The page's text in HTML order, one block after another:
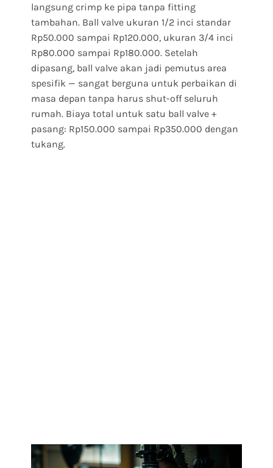
langsung crimp ke pipa tanpa fitting
tambahan. Ball valve ukuran 1/2 inci standar
Rp50.000 sampai Rp120.000, ukuran 3/4 inci
Rp80.000 sampai Rp180.000. Setelah
dipasang, ball valve akan jadi pemutus area
spesifik — sangat berguna untuk perbaikan di
masa depan tanpa harus shut-off seluruh
rumah. Biaya total untuk satu ball valve +
pasang: Rp150.000 sampai Rp350.000 dengan
tukang.